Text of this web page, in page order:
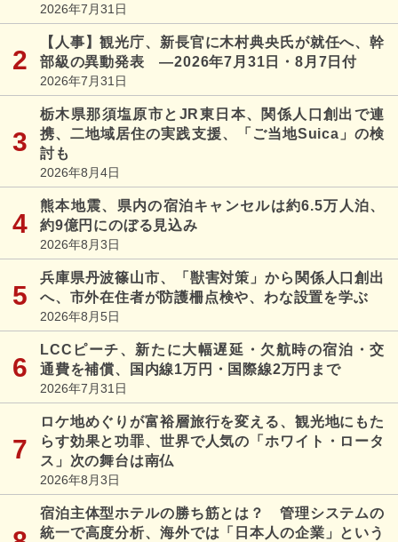
2026年7月31日
【人事】観光庁、新長官に木村典央氏が就任へ、幹
部級の異動発表 ―2026年7月31日・8月7日付
2026年7月31日
栃木県那須塩原市とJR東日本、関係人口創出で連
携、二地域居住の実践支援、「ご当地Suica」の検
討も
2026年8月4日
熊本地震、県内の宿泊キャンセルは約6.5万人泊、
約9億円にのぼる見込み
2026年8月3日
兵庫県丹波篠山市、「獣害対策」から関係人口創出
へ、市外在住者が防護柵点検や、わな設置を学ぶ
2026年8月5日
LCCピーチ、新たに大幅遅延・欠航時の宿泊・交
通費を補償、国内線1万円・国際線2万円まで
2026年7月31日
ロケ地めぐりが富裕層旅行を変える、観光地にもた
らす効果と功罪、世界で人気の「ホワイト・ロータ
ス」次の舞台は南仏
2026年8月3日
宿泊主体型ホテルの勝ち筋とは？ 管理システムの
統一で高度分析、海外では「日本人の企業」という